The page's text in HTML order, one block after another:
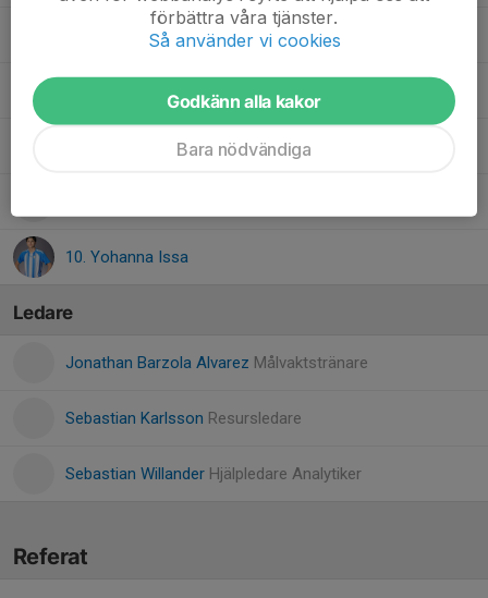
4. Sakariye Ridwan
18. Tristan Ivung
71. Yedidya Yonas
10. Yohanna Issa
Ledare
Jonathan Barzola Alvarez Målvaktstränare
Sebastian Karlsson Resursledare
Sebastian Willander Hjälpledare Analytiker
Referat
förbättra våra tjänster.
Så använder vi cookies
Godkänn alla kakor
Bara nödvändiga